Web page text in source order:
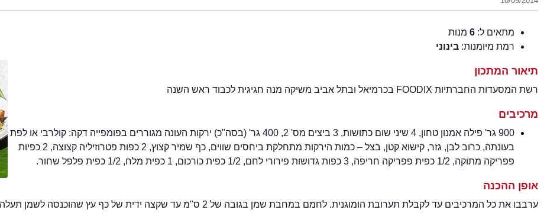
מתאים ל: 6 מנות
רמת מיומנות: בינוני
תיאור המתכון
רשת המסעדות החברתיות FOODIX בכרמיאל ובתל אביב משיקה מנה חגיגית לכבוד ראש השנה
מרכיבים
900 גר' פילה אמנון טחון, 4 שיני שום כתושות, 3 ביצים מס' 2, 400 גר' (בסה"כ) ירקות העונה מגוררים בפומפייה דקה: קולרבי או לפת
בעונתה, כרוב לבן, גזר, קישוא קטן, בצל – כמות הירקות מתחלקת ביחסים שווים, כף שמיר קצוץ, 2 כפות פטרוזיליה קצוצה, 2 כפיות
פפריקה מתוקה, 1/2 כפית פפריקה חריפה, 3 כפות גדושות פירורי לחם, 1/2 כפית כורכום, 1 כפית מלח, 1/2 כפית פלפל שחור.
אופן ההכנה
ערבבו את כל המרכיבים עד לקבלת תערובת הומוגנית. לחמם במחבת שמן בגובה של 2 ס"מ עד שקצה ידית